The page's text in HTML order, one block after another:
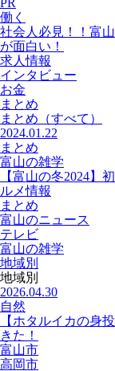
PR
働く
社会人必見！！富
が面白い！
求人情報
インタビュー
お金
まとめ
まとめ （すべて）
2024.01.22
まとめ
富山の雑学
【富山の冬2024】
ルメ情報
まとめ
富山のニュース
テレビ
富山の雑学
地域別
地域別
2026.04.30
自然
【ホタルイカの身
きた！
富山市
高岡市